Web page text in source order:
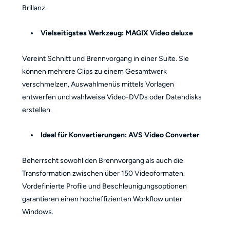
Brillanz.
Vielseitigstes Werkzeug: MAGIX Video deluxe
Vereint Schnitt und Brennvorgang in einer Suite. Sie
können mehrere Clips zu einem Gesamtwerk
verschmelzen, Auswahlmenüs mittels Vorlagen
entwerfen und wahlweise Video-DVDs oder Datendisks
erstellen.
Ideal für Konvertierungen: AVS Video Converter
Beherrscht sowohl den Brennvorgang als auch die
Transformation zwischen über 150 Videoformaten.
Vordefinierte Profile und Beschleunigungsoptionen
garantieren einen hocheffizienten Workflow unter
Windows.